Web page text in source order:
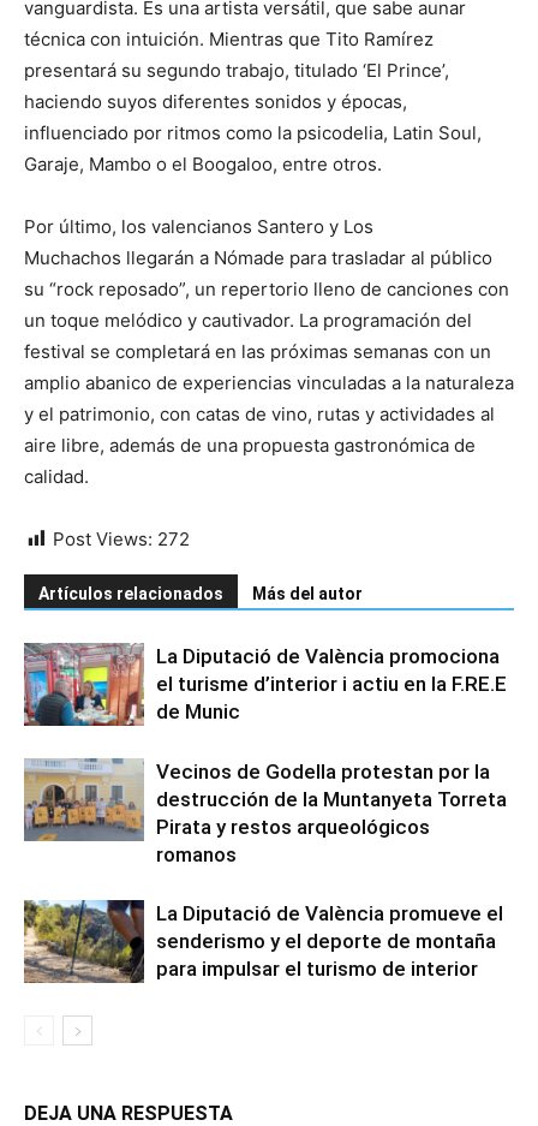
vanguardista. Es una artista versátil, que sabe aunar
técnica con intuición. Mientras que Tito Ramírez
presentará su segundo trabajo, titulado ‘El Prince’,
haciendo suyos diferentes sonidos y épocas,
influenciado por ritmos como la psicodelia, Latin Soul,
Garaje, Mambo o el Boogaloo, entre otros.
Por último, los valencianos Santero y Los
Muchachos llegarán a Nómade para trasladar al público
su “rock reposado”, un repertorio lleno de canciones con
un toque melódico y cautivador. La programación del
festival se completará en las próximas semanas con un
amplio abanico de experiencias vinculadas a la naturaleza
y el patrimonio, con catas de vino, rutas y actividades al
aire libre, además de una propuesta gastronómica de
calidad.
Post Views: 272
Artículos relacionados Más del autor
La Diputació de València promociona
el turisme d’interior i actiu en la F.RE.E
de Munic
Vecinos de Godella protestan por la
destrucción de la Muntanyeta Torreta
Pirata y restos arqueológicos
romanos
La Diputació de València promueve el
senderismo y el deporte de montaña
para impulsar el turismo de interior
DEJA UNA RESPUESTA